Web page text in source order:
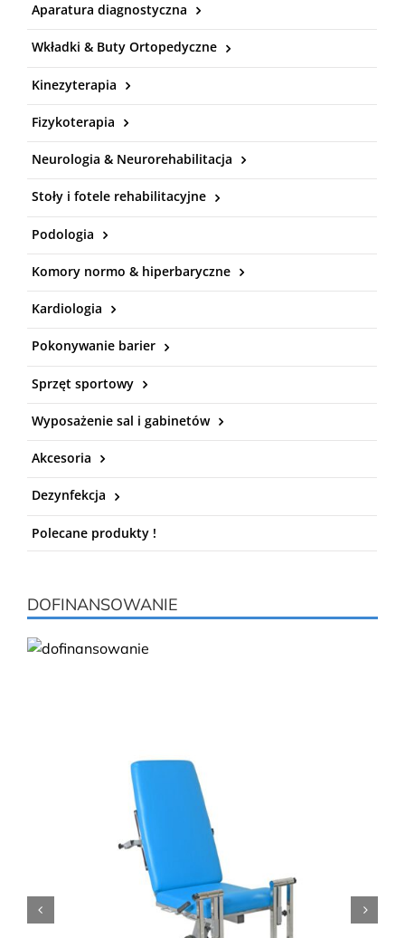
Aparatura diagnostyczna
Wkładki & Buty Ortopedyczne
Kinezyterapia
Fizykoterapia
Neurologia & Neurorehabilitacja
Stoły i fotele rehabilitacyjne
Podologia
Komory normo & hiperbaryczne
Kardiologia
Pokonywanie barier
Sprzęt sportowy
Wyposażenie sal i gabinetów
Akcesoria
Dezynfekcja
Polecane produkty !
DOFINANSOWANIE